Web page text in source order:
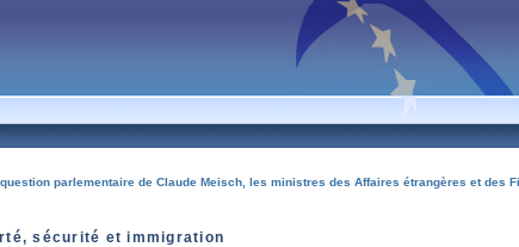
parlementaire de Claude Meisch, les ministres des Affaires étrangères et des
sécurité et immigration